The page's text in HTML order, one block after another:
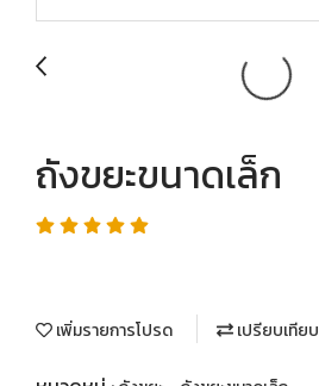
ถังขยะขนาดเล็ก
เพิ่มรายการโปรด เปรียบเทียบ